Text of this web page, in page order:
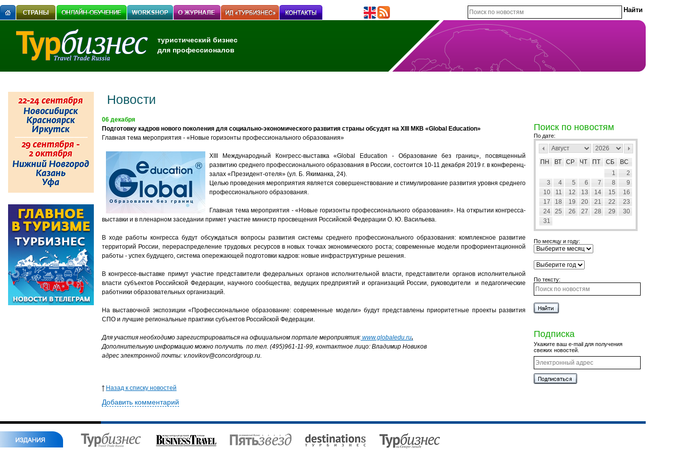
туристический бизнес
для профессионалов
Новости
06 декабря
Подготовку кадров нового поколения для социально-экономического развития страны обсудят на XIII МКВ «Global Education»
Главная тема мероприятия - «Новые горизонты профессионального образования»
XIII Международный Конгресс-выставка «Global Education - Образование без границ», посвященный
развитию среднего профессионального образования в России, состоится 10-11 декабря 2019 г. в конференц-
залах «Президент-отеля» (ул. Б. Якиманка, 24).
Целью проведения мероприятия является совершенствование и стимулирование развития уровня среднего
профессионального образования.
Главная тема мероприятия - «Новые горизонты профессионального образования». На открытии конгресса-
выставки и в пленарном заседании примет участие министр просвещения Российской Федерации О. Ю. Васильева.
В ходе работы конгресса будут обсуждаться вопросы развития системы среднего профессионального образования: комплексное развитие
территорий России, перераспределение трудовых ресурсов в новых точках экономического роста; современные модели профориентационной
работы - успех будущего, система опережающей подготовки кадров: новые инфраструктурные решения.
В конгрессе-выставке примут участие представители федеральных органов исполнительной власти, представители органов исполнительной
власти субъектов Российской Федерации, научного сообщества, ведущих предприятий и организаций России, руководители и педагогические
работники образовательных организаций.
На выставочной экспозиции «Профессиональное образование: современные модели» будут представлены приоритетные проекты развития
СПО и лучшие региональные практики субъектов Российской Федерации.
Для участия необходимо зарегистрироваться на официальном портале мероприятия: www.globaledu.ru.
Дополнительную информацию можно получить по тел. (495)961-11-99, контактное лицо: Владимир Новиков
адрес электронной почты: v.novikov@concordgroup.ru.
Назад к списку новостей
Добавить комментарий
Поиск по новостям
По дате:
ПН ВТ СР ЧТ ПТ СБ
ВС
1
2
3
4 5 6 7 8
9
10
11 12 13 14 15
16
17
18 19 20 21 22
23
24
25 26 27 28 29
30
31
По месяцу и году:
По тексту:
Подписка
Укажите ваш e-mail для получения
свежих новостей.